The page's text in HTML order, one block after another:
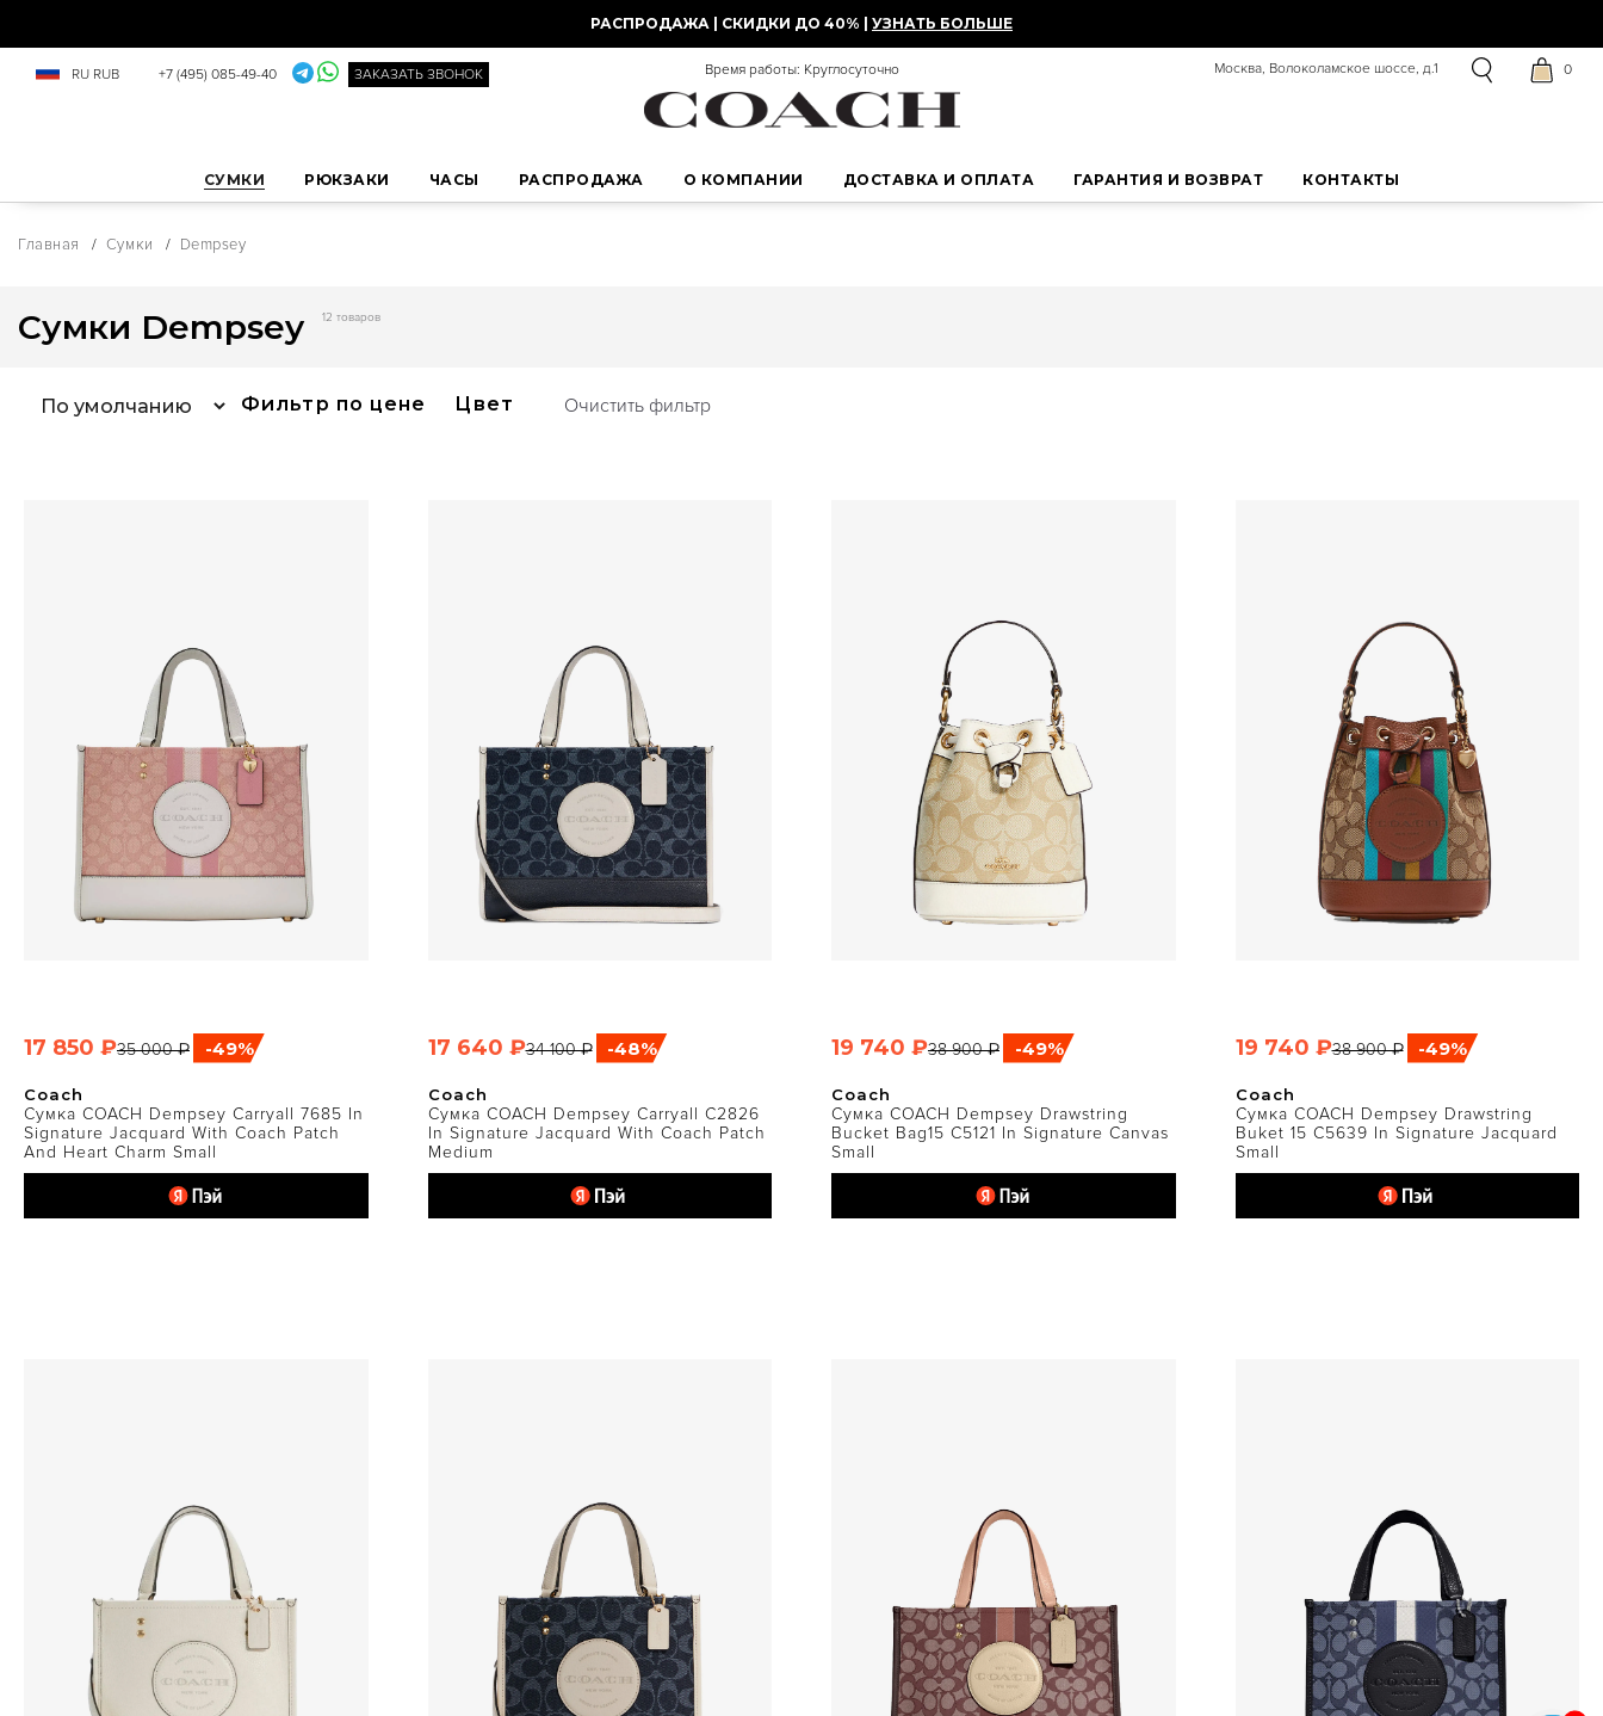
РАСПРОДАЖА | СКИДКИ ДО 40% | УЗНАТЬ БОЛЬШЕ
RU RUB +7 (495) 085-49-40 ЗАКАЗАТЬ ЗВОНОК Время работы: Круглосуточно Москва, Волоколамское шоссе, д.1 0
СУМКИ РЮКЗАКИ ЧАСЫ РАСПРОДАЖА О КОМПАНИИ ДОСТАВКА И ОПЛАТА ГАРАНТИЯ И ВОЗВРАТ КОНТАКТЫ
Главная / Сумки / Dempsey
Сумки Dempsey 12 товаров
Фильтр по цене Цвет Очистить фильтр
БЫСТРЫЙ ПРОСМОТР
Coach
Сумка COACH Dempsey Carryall 7685 In
Signature Jacquard With Coach Patch
And Heart Charm Small
-49%
35 000 ₽
17 850 ₽ БЫСТРЫЙ ПРОСМОТР
Coach
Сумка COACH Dempsey Carryall C2826
In Signature Jacquard With Coach Patch
Medium
-48%
34 100 ₽
17 640 ₽ БЫСТРЫЙ ПРОСМОТР
Coach
Сумка COACH Dempsey Drawstring
Bucket Bag15 C5121 In Signature Canvas
Small
-49%
38 900 ₽
19 740 ₽ БЫСТРЫЙ ПРОСМОТР
Coach
Сумка COACH Dempsey Drawstring
Buket 15 C5639 In Signature Jacquard
Small
-49%
38 900 ₽
19 740 ₽